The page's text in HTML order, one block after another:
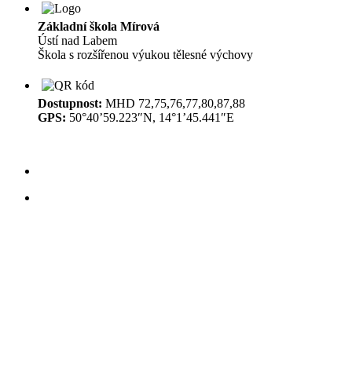
Základní škola Mírová
Ústí nad Labem
Škola s rozšířenou výukou tělesné výchovy
Dostupnost: MHD 72,75,76,77,80,87,88
GPS: 50°40’59.223″N, 14°1’45.441″E